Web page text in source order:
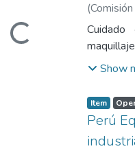
Loading...
(
Show
Item
Perú